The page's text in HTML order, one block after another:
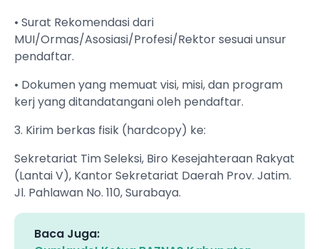
• Surat Rekomendasi dari
MUI/Ormas/Asosiasi/Profesi/Rektor sesuai unsur
pendaftar.
• Dokumen yang memuat visi, misi, dan program
kerj yang ditandatangani oleh pendaftar.
3. Kirim berkas fisik (hardcopy) ke:
Sekretariat Tim Seleksi, Biro Kesejahteraan Rakyat
(Lantai V), Kantor Sekretariat Daerah Prov. Jatim.
Jl. Pahlawan No. 110, Surabaya.
Baca Juga: